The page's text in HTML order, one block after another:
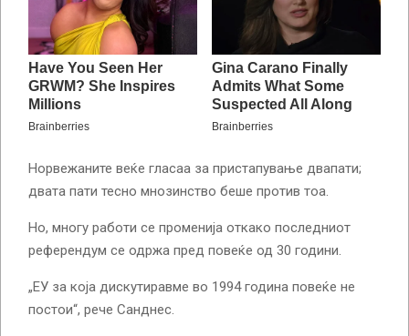
Норвежаните веќе гласаа за пристапување двапати;
двата пати тесно мнозинство беше против тоа.
Но, многу работи се променија откако последниот
референдум се одржа пред повеќе од 30 години.
„ЕУ за која дискутиравме во 1994 година повеќе не
постои“, рече Санднес.